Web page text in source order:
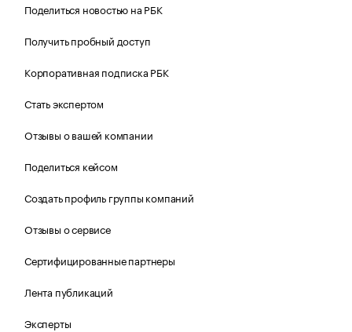
Поделиться новостью на РБК
Получить пробный доступ
Корпоративная подписка РБК
Стать экспертом
Отзывы о вашей компании
Поделиться кейсом
Создать профиль группы компаний
Отзывы о сервисе
Сертифицированные партнеры
Лента публикаций
Эксперты